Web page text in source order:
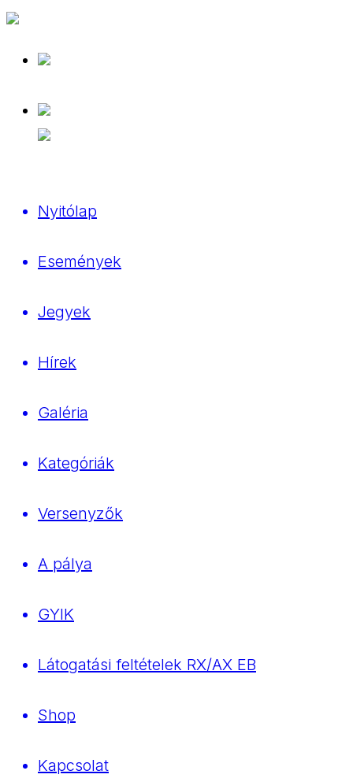
Nyitólap
Események
Jegyek
Hírek
Galéria
Kategóriák
Versenyzők
A pálya
GYIK
Látogatási feltételek RX/AX EB
Shop
Kapcsolat